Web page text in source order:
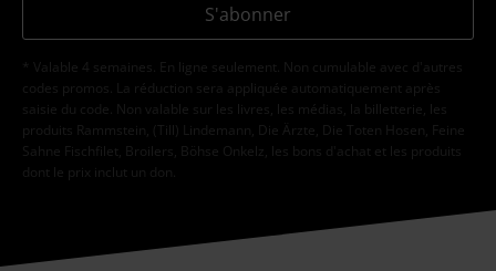
S'abonner
* Valable 4 semaines. En ligne seulement. Non cumulable avec d'autres
codes promos. La réduction sera appliquée automatiquement après
saisie du code. Non valable sur les livres, les médias, la billetterie, les
produits Rammstein, (Till) Lindemann, Die Ärzte, Die Toten Hosen, Feine
Sahne Fischfilet, Broilers, Böhse Onkelz, les bons d'achat et les produits
dont le prix inclut un don.